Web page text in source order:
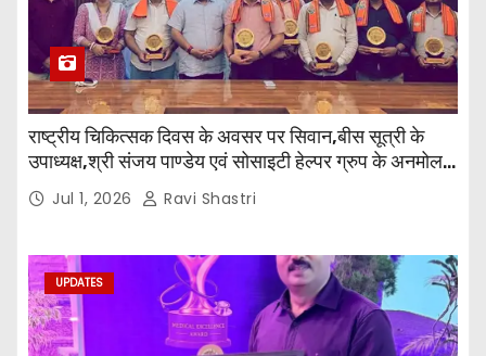
राष्ट्रीय चिकित्सक दिवस के अवसर पर सिवान,बीस सूत्री के
उपाध्यक्ष,श्री संजय पाण्डेय एवं सोसाइटी हेल्पर ग्रुप के अनमोल
जी तथा इनर व्हील क्लब की अध्यक्षा श्रीमती आरती अलोक वर्मा
एवं उनकी टीम द्वारा महाविद्यालय के प्राचार्य डॉ. सुधांशु शेखर
Jul 1, 2026 Ravi Shastri
UPDATES